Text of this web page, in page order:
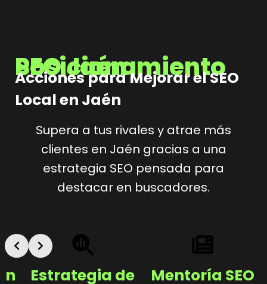
Posicionamiento SEO Jaén
Acciones para Mejorar el SEO
Local en Jaén
Supera a tus rivales y atrae más
clientes en Jaén gracias a una
estrategia SEO pensada para
destacar en buscadores.
Estrategia de
Mentoría SEO